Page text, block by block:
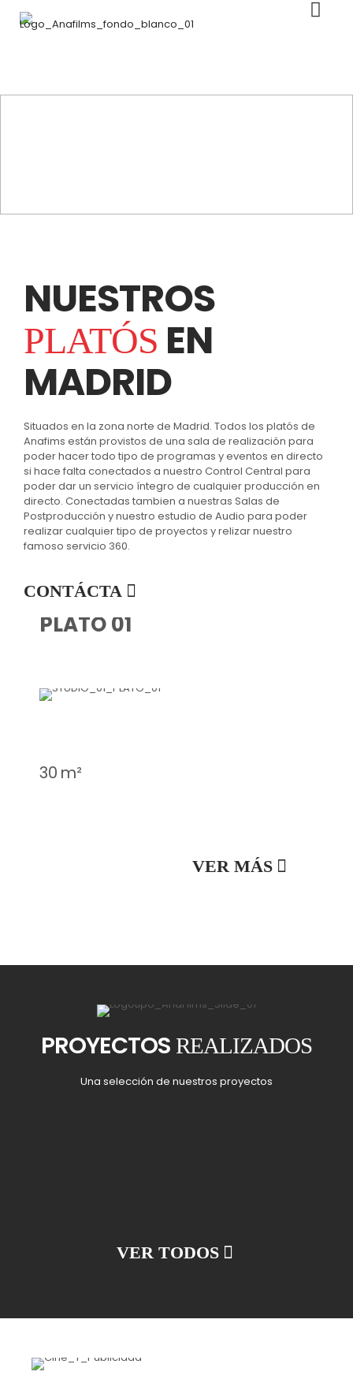
NUESTROS
PLATÓS EN
MADRID
Situados en la zona norte de Madrid. Todos los platós de
Anafims están provistos de una sala de realización para
poder hacer todo tipo de programas y eventos en directo
si hace falta conectados a nuestro Control Central para
poder dar un servicio íntegro de cualquier producción en
directo. Conectadas tambien a nuestras Salas de
Postproducción y nuestro estudio de Audio para poder
realizar cualquier tipo de proyectos y relizar nuestro
famoso servicio 360.
CONTÁCTA
PLATÓ 01
30 m²
VER MÁS
PROYECTOS REALIZADOS
Una selección de nuestros proyectos
VER TODOS